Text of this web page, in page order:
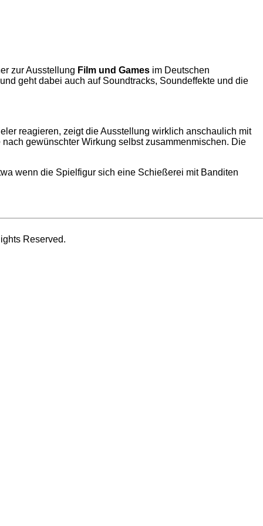
zur Ausstellung Film und Games im Deutschen
geht dabei auch auf Soundtracks, Soundeffekte und die
reagieren, zeigt die Ausstellung wirklich anschaulich mit
gewünschter Wirkung selbst zusammenmischen. Die
wenn die Spielfigur sich eine Schießerei mit Banditen
Reserved.